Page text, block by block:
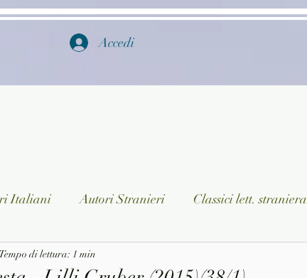
Accedi
Italiani Autori Stranieri Classici lett. straniera
Ragazzi
Tempo di lettura: 1 min